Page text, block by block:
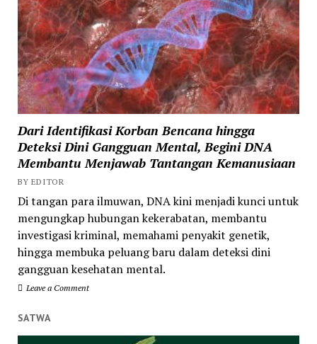
Dari Identifikasi Korban Bencana hingga
Deteksi Dini Gangguan Mental, Begini DNA
Membantu Menjawab Tantangan Kemanusiaan
BY EDITOR
Di tangan para ilmuwan, DNA kini menjadi kunci untuk
mengungkap hubungan kekerabatan, membantu
investigasi kriminal, memahami penyakit genetik,
hingga membuka peluang baru dalam deteksi dini
gangguan kesehatan mental.
Leave a Comment
SATWA